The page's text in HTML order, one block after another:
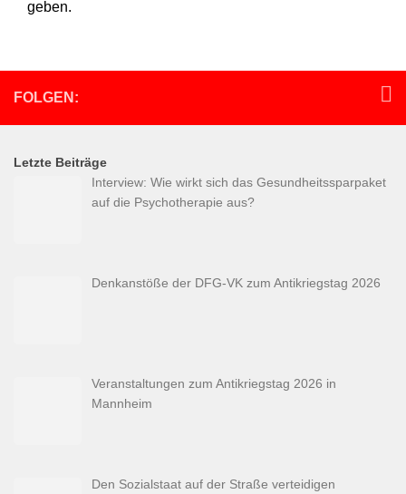
geben.
FOLGEN:
Letzte Beiträge
Interview: Wie wirkt sich das Gesundheitssparpaket
auf die Psychotherapie aus?
Denkanstöße der DFG-VK zum Antikriegstag 2026
Veranstaltungen zum Antikriegstag 2026 in
Mannheim
Den Sozialstaat auf der Straße verteidigen